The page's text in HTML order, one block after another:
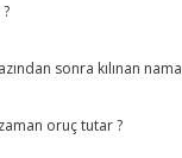
sonra kılınan
oruç tutar ?